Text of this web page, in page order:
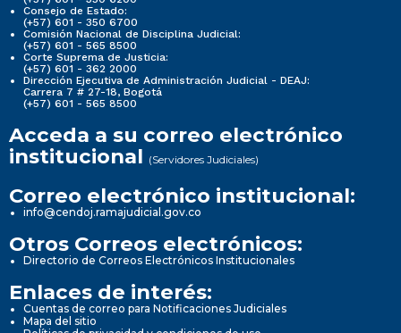
Consejo de Estado:
(+57) 601 - 350 6700
Comisión Nacional de Disciplina Judicial:
(+57) 601 - 565 8500
Corte Suprema de Justicia:
(+57) 601 - 362 2000
Dirección Ejecutiva de Administración Judicial - DEAJ:
Carrera 7 # 27-18, Bogotá
(+57) 601 - 565 8500
Acceda a su correo electrónico
institucional (Servidores Judiciales)
Correo electrónico institucional:
info@cendoj.ramajudicial.gov.co
Otros Correos electrónicos:
Directorio de Correos Electrónicos Institucionales
Enlaces de interés:
Cuentas de correo para Notificaciones Judiciales
Mapa del sitio